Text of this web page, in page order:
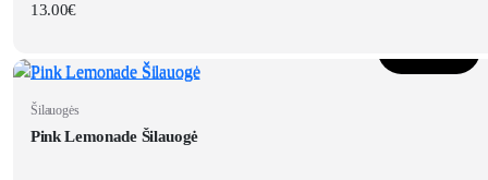
13.00€
Šilauogės
Pink Lemonade Šilauogė